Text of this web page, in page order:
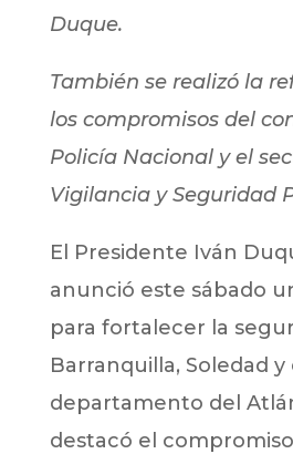
Duque.
También se realizó la
los compromisos del
Policía Nacional y el
Vigilancia y Seguridad
El Presidente Iván
anunció este sábado
para fortalecer la
Barranquilla, Soledad y
departamento del
destacó el